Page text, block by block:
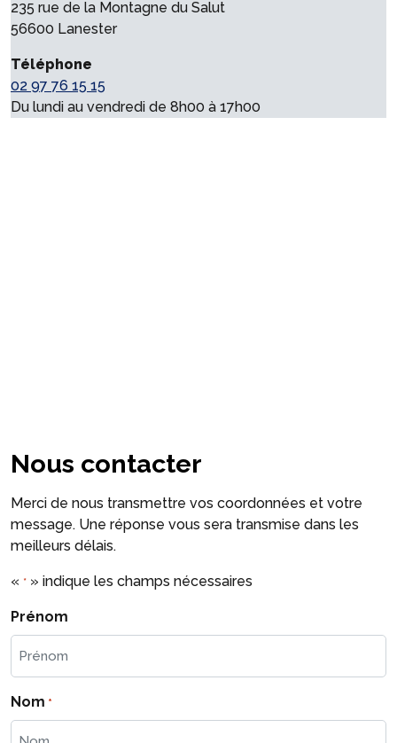
235 rue de la Montagne du Salut
56600 Lanester
Téléphone
02 97 76 15 15
Du lundi au vendredi de 8h00 à 17h00
Nous contacter
Merci de nous transmettre vos coordonnées et votre
message. Une réponse vous sera transmise dans les
meilleurs délais.
« * » indique les champs nécessaires
Prénom
Nom *